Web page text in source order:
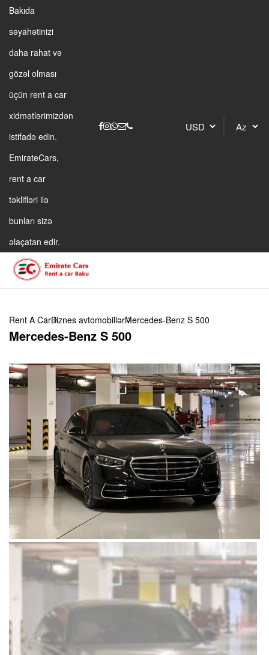
Bakıda
səyahətinizi
daha rahat və
gözəl olması
üçün rent a car
xidmətlərimizdən
istifadə edin.
EmirateCars,
rent a car
təklifləri ilə
bunları sizə
əlaçatan edir.
Rent A CarBiznes avtomobillərMercedes-Benz S 500
Mercedes-Benz S 500